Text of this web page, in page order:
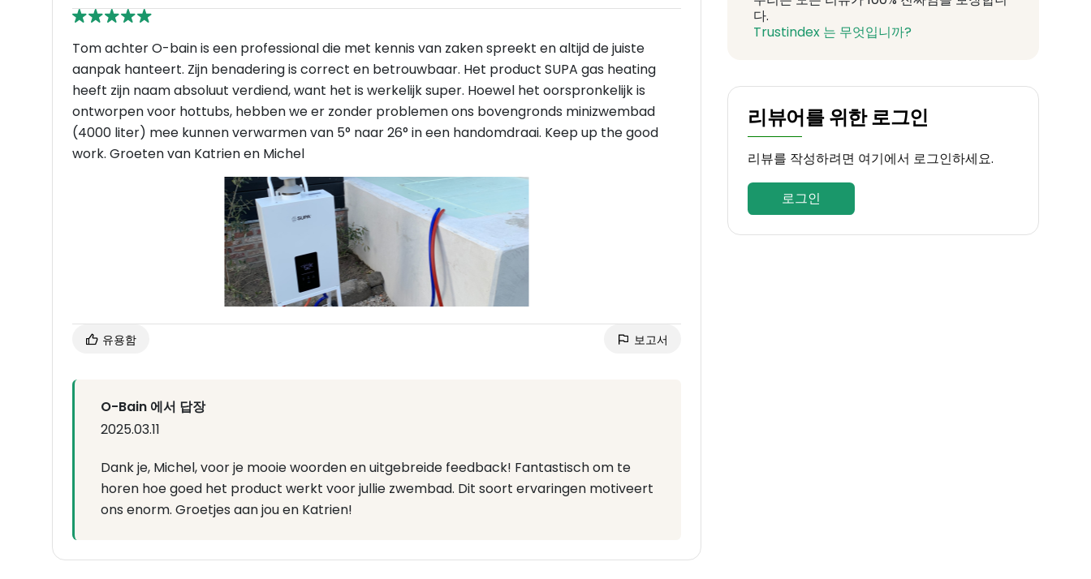
Tom achter O-bain is een professional die met kennis van zaken spreekt en altijd de juiste
aanpak hanteert. Zijn benadering is correct en betrouwbaar. Het product SUPA gas heating
heeft zijn naam absoluut verdiend, want het is werkelijk super. Hoewel het oorspronkelijk is
ontworpen voor hottubs, hebben we er zonder problemen ons bovengronds minizwembad
(4000 liter) mee kunnen verwarmen van 5° naar 26° in een handomdraai. Keep up the good
work. Groeten van Katrien en Michel
유용함 보고서
O-Bain 에서 답장
2025.03.11
Dank je, Michel, voor je mooie woorden en uitgebreide feedback! Fantastisch om te
horen hoe goed het product werkt voor jullie zwembad. Dit soort ervaringen motiveert
ons enorm. Groetjes aan jou en Katrien!
다.
Trustindex 는 무엇입니까?
리뷰어를 위한 로그인
리뷰를 작성하려면 여기에서 로그인하세요.
로그인